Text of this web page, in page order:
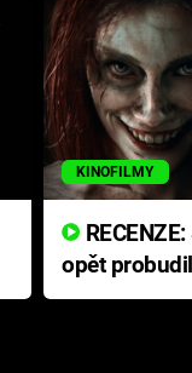
KINOFILMY
opět
přichází s